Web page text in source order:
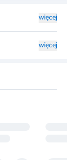
więcej
więcej